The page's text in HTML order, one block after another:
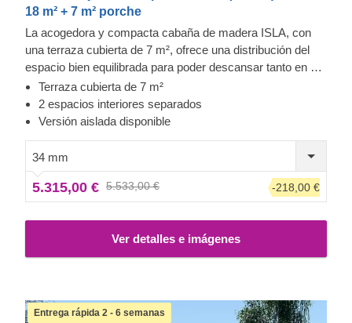
18 m² + 7 m² porche
La acogedora y compacta cabaña de madera ISLA, con
una terraza cubierta de 7 m², ofrece una distribución del
espacio bien equilibrada para poder descansar tanto en el
interior como en el exterior. Si está buscando una cabaña
de estilo tradicional para su jardín que no ocupe
demasiado espacio en su patio trasero pero que le
modelo podría ser el adecuado. Para su mayor
comodidad, también se encuentra disponible una versión
aislada de este modelo.
Terraza cubierta de 7 m²
2 espacios interiores separados
Versión aislada disponible
34 mm
5.315,00 € 5.533,00 € -218,00 €
Ver detalles e imágenes
Entrega rápida 2 - 6 semanas